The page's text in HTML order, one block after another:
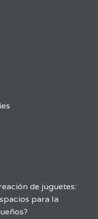
de juguetes:
para la